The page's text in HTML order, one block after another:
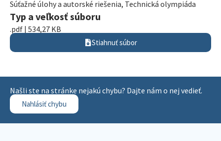
Súťažné úlohy a autorské riešenia, Technická olympiáda
Typ a veľkosť súboru
.pdf | 534,27 KB
Stiahnuť súbor
Našli ste na stránke nejakú chybu? Dajte nám o nej vedieť.
Nahlásiť chybu